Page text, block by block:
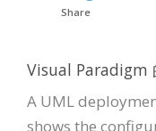
Share
Visual Paradigm
A UML
shows the